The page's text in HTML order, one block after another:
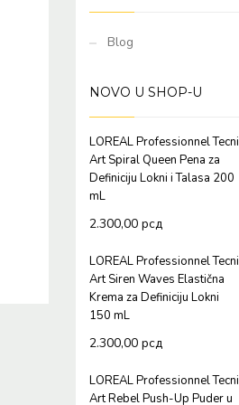
Blog
NOVO U SHOP-U
LOREAL Professionnel Tecni
Art Spiral Queen Pena za
Definiciju Lokni i Talasa 200
mL
2.300,00 рсд
LOREAL Professionnel Tecni
Art Siren Waves Elastična
Krema za Definiciju Lokni
150 mL
2.300,00 рсд
LOREAL Professionnel Tecni
Art Rebel Push-Up Puder u